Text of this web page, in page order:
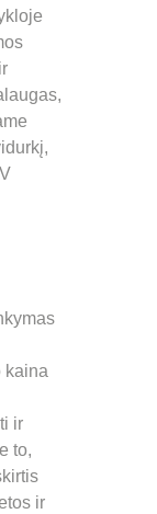
kaina
ir
to,
ir